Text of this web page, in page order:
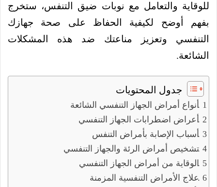
للوقاية والتعامل مع نوبات ضيق التنفس، ستخرج
بفهم أوضح لكيفية الحفاظ على صحة جهازك
التنفسي وتعزيز مناعتك ضد هذه المشكلات
الشائعة.
جدول المحتويات
أنواع أمراض الجهاز التنفسي الشائعة
أعراض اضطرابات الجهاز التنفسي
أسباب الإصابة بأمراض التنفس
تشخيص أمراض الرئة والجهاز التنفسي
الوقاية من أمراض الجهاز التنفسي
علاج الأمراض التنفسية المزمنة